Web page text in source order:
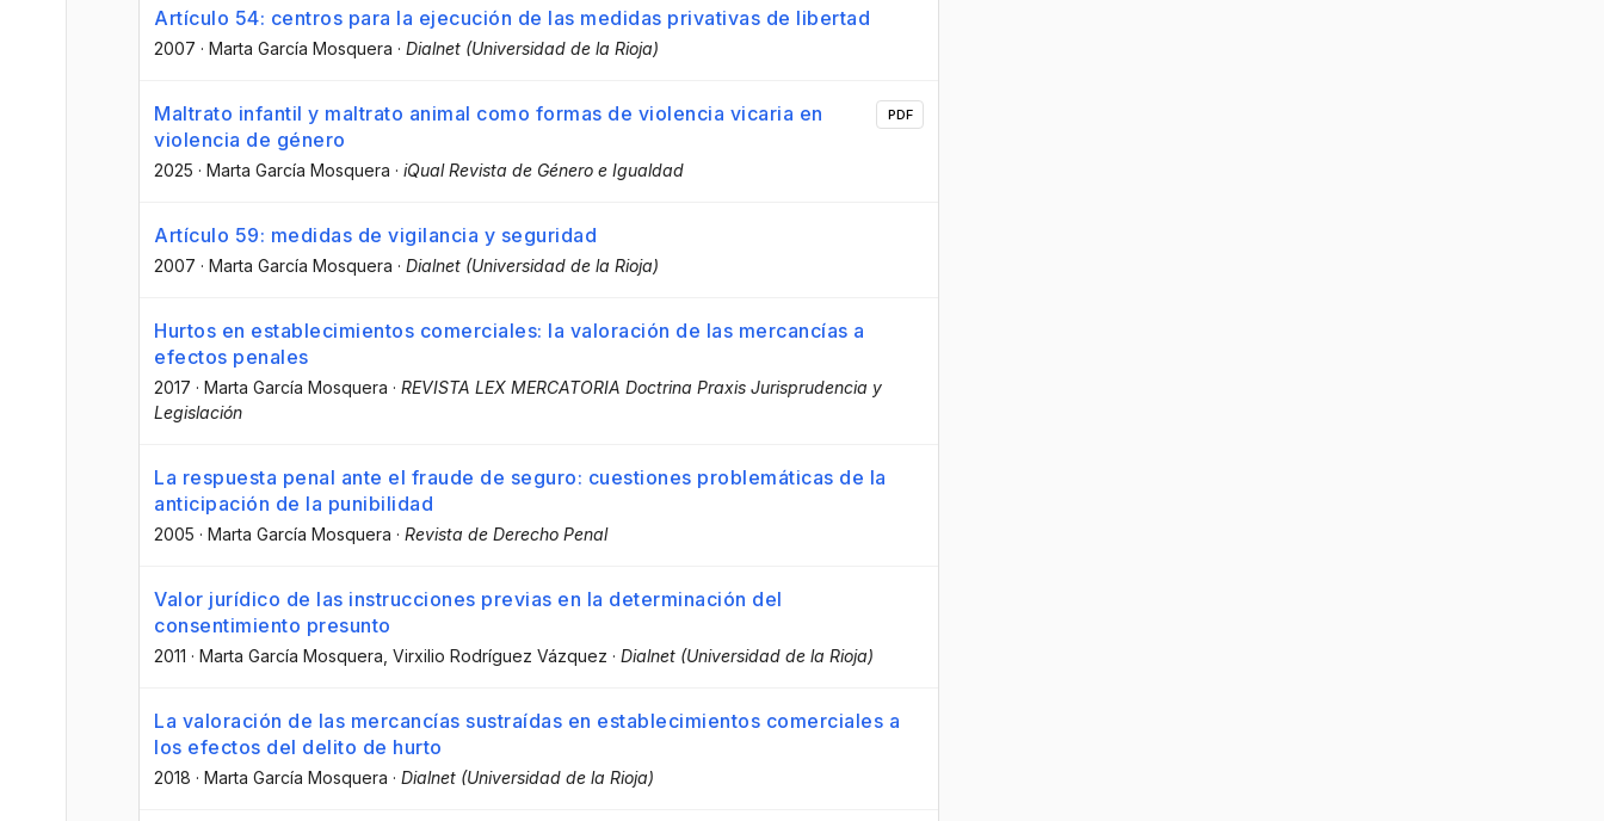
Artículo 54: centros para la ejecución de las medidas privativas de libertad
2007 · Marta García Mosquera · Dialnet (Universidad de la Rioja)
Maltrato infantil y maltrato animal como formas de violencia vicaria en
violencia de género
2025 · Marta García Mosquera · iQual Revista de Género e Igualdad
PDF
Artículo 59: medidas de vigilancia y seguridad
2007 · Marta García Mosquera · Dialnet (Universidad de la Rioja)
Hurtos en establecimientos comerciales: la valoración de las mercancías a
efectos penales
2017 · Marta García Mosquera · REVISTA LEX MERCATORIA Doctrina Praxis Jurisprudencia y
Legislación
La respuesta penal ante el fraude de seguro: cuestiones problemáticas de la
anticipación de la punibilidad
2005 · Marta García Mosquera · Revista de Derecho Penal
Valor jurídico de las instrucciones previas en la determinación del
consentimiento presunto
2011 · Marta García Mosquera , Virxilio Rodríguez Vázquez · Dialnet (Universidad de la Rioja)
La valoración de las mercancías sustraídas en establecimientos comerciales a
los efectos del delito de hurto
2018 · Marta García Mosquera · Dialnet (Universidad de la Rioja)